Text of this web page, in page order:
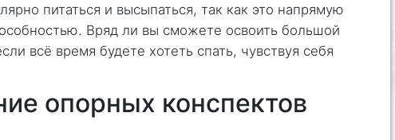
питаться и высыпаться, так как это напрямую
Вряд ли вы сможете освоить большой
всё время будете хотеть спать, чувствуя себя
опорных конспектов